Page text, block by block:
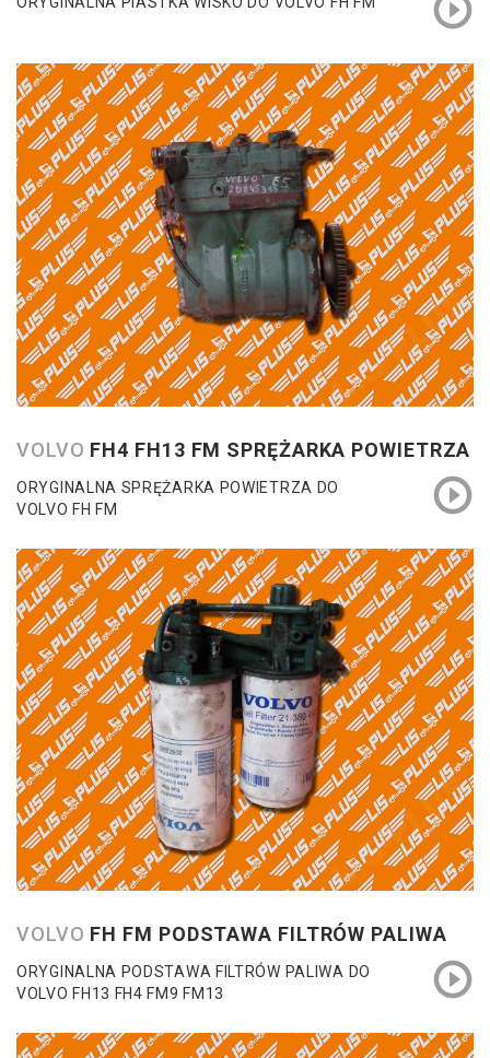
VOLVO FH4 FH13 FM SPRĘŻARKA POWIETRZA
ORYGINALNA SPRĘŻARKA POWIETRZA DO
VOLVO FH FM
VOLVO FH FM PODSTAWA FILTRÓW PALIWA
ORYGINALNA PODSTAWA FILTRÓW PALIWA DO
VOLVO FH13 FH4 FM9 FM13